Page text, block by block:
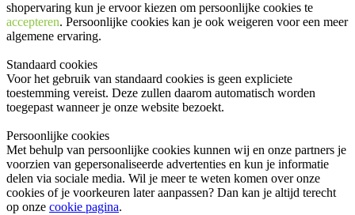
shopervaring kun je ervoor kiezen om persoonlijke cookies te
accepteren. Persoonlijke cookies kan je ook weigeren voor een meer
algemene ervaring.
Standaard cookies
Voor het gebruik van standaard cookies is geen expliciete
toestemming vereist. Deze zullen daarom automatisch worden
toegepast wanneer je onze website bezoekt.
Persoonlijke cookies
Met behulp van persoonlijke cookies kunnen wij en onze partners je
voorzien van gepersonaliseerde advertenties en kun je informatie
delen via sociale media. Wil je meer te weten komen over onze
cookies of je voorkeuren later aanpassen? Dan kan je altijd terecht
op onze cookie pagina.